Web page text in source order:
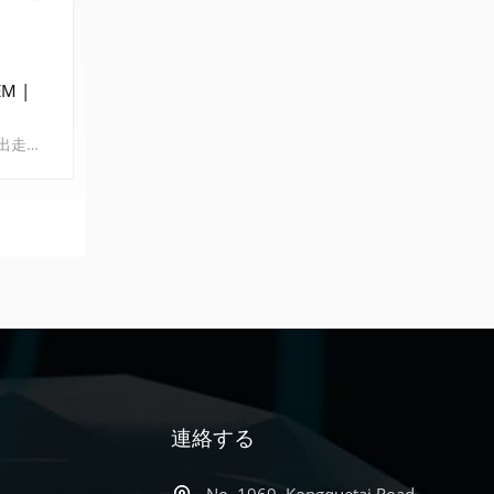
|
超高解像度電界放出走査電子顕微鏡（FESEM） その CIQTEK SEM5000X は、最適化された電子光学カラム設計を採用した超高分解能FESEMです。全体的な収差を30%低減し、0.6nm@15kVおよび1.0nm@1kVという超高分解能を実現しています。高い分解能と安定性により、先端ナノ構造材料研究やハイテクノードの半導体ICチップの開発・製造において優位性を発揮します。
連絡する